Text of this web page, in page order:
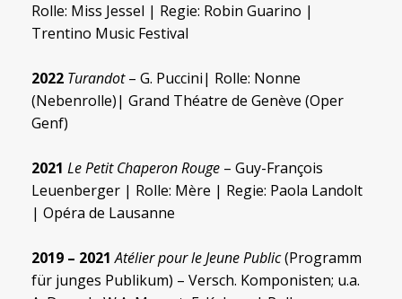
Rolle: Miss Jessel | Regie: Robin Guarino |
Trentino Music Festival
2022 Turandot– G. Puccini| Rolle: Nonne
(Nebenrolle)| Grand Théatre de Genève (Oper
Genf)
2021 Le Petit Chaperon Rouge – Guy-François
Leuenberger | Rolle: Mère | Regie: Paola Landolt
| Opéra de Lausanne
2019 – 2021 Atélier pour le Jeune Public(Programm
für junges Publikum) – Versch. Komponisten; u.a.